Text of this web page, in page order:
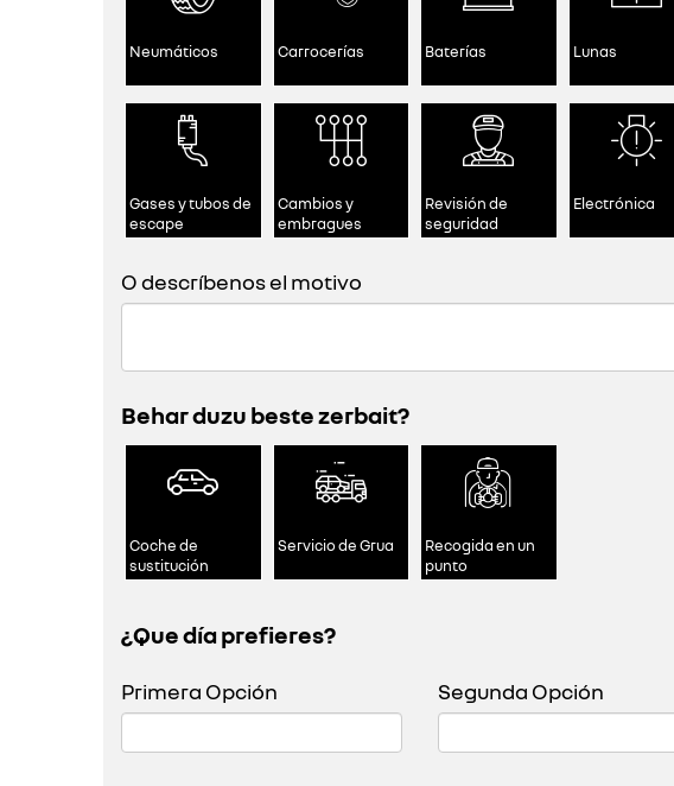
Neumáticos Carrocerías Baterías Lunas
Gases y tubos de
escape
Cambios y
embragues
Revisión de
seguridad
Electrónica
O descríbenos el motivo
Behar duzu beste zerbait?
Coche de
sustitución
Servicio de Grua
Recogida en un
punto
¿Que día prefieres?
Primera Opción Segunda Opción